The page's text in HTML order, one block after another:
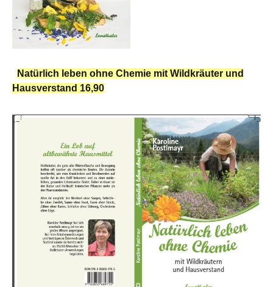
Natürlich leben ohne Chemie mit Wildkräuter und
Hausverstand 16,90